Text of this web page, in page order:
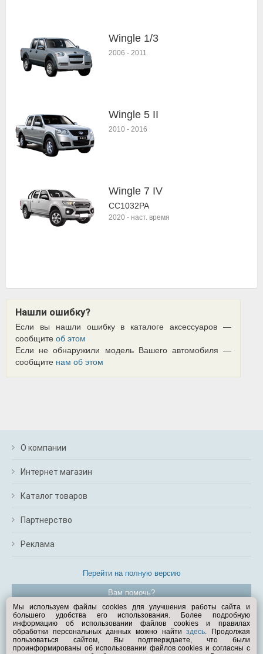
Wingle 1/3
2006 - 2011
Wingle 5 II
2010 - 2016
Wingle 7 IV
CC1032PA
2020 - наст. время
Нашли ошибку?
Если вы нашли ошибку в каталоге аксессуаров —
сообщите об этом
Если не обнаружили модель Вашего автомобиля —
сообщите нам об этом
О компании
Интернет магазин
Каталог товаров
Партнерство
Реклама
Перейти на полную версию
Вам помочь?
© Exist.ru 1998—2026
Мы используем файлы cookies для улучшения работы сайта и
большего удобства его использования. Более подробную
информацию об использовании файлов cookies и правилах
обработки персональных данных можно найтиздесь. Продолжая
пользоваться сайтом, Вы подтверждаете, что были
проинформированы об использовании файлов cookies и согласны с